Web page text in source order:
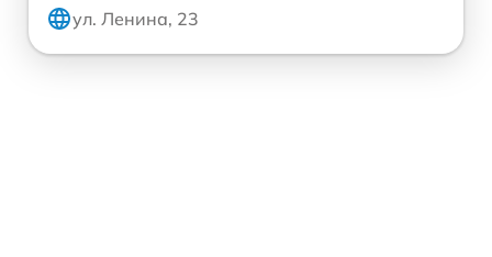
ул. Ленина, 23